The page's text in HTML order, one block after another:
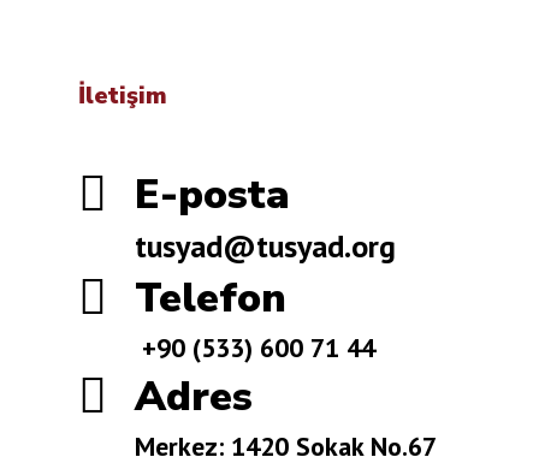
İletişim
 E-posta
tusyad@tusyad.org
 Telefon
+90 (533) 600 71 44
 Adres
Merkez: 1420 Sokak No.67